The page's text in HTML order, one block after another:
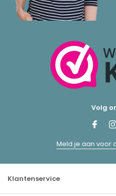
Volg
Meld je aan voor
Klantenservice